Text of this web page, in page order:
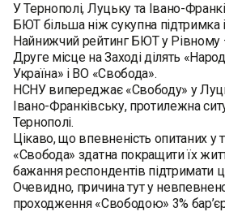
У Тернополі, Луцьку та Івано-
БЮТ більша ніж сукупна підтримка
Найнижчий рейтинг БЮТ у Рівному
Друге місце на Заході ділять
Україна» і ВО «Свобода».
НСНУ випереджає «Свободу» у
Івано-Франківську, протилежна
Тернополі.
Цікаво, що впевненість опитаних
«Свобода» здатна покращити їх
бажання респондентів підтримати
Очевидно, причина тут у
проходження «Свободою» 3%